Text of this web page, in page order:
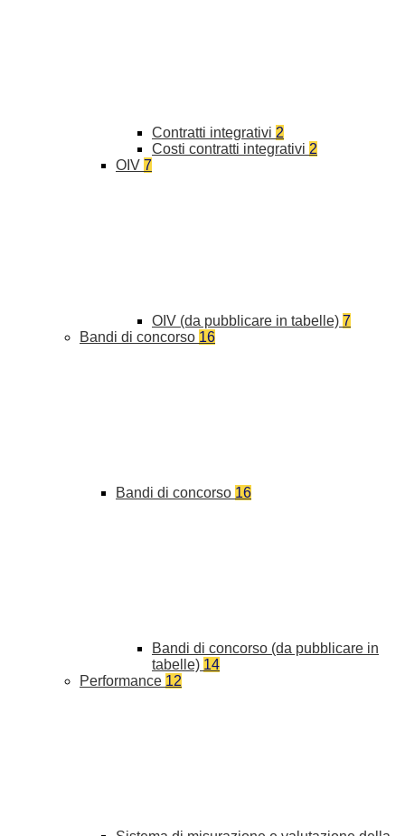
Contratti integrativi 2
Costi contratti integrativi 2
OIV 7
OIV (da pubblicare in tabelle) 7
Bandi di concorso 16
Bandi di concorso 16
Bandi di concorso (da pubblicare in
tabelle) 14
Performance 12